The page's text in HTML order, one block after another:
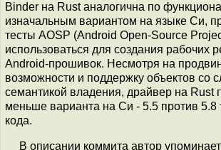
Binder на Rust аналогична по
изначальным вариантом на языке Си,
тесты AOSP (Android Open-Source
использоваться для создания рабочих
Android-прошивок. Несмотря на
возможности и поддержку объектов со
семантикой владения, драйвер на Rust
меньше варианта на Си - 5.5 против 5.8
кода.
В описании коммита автор